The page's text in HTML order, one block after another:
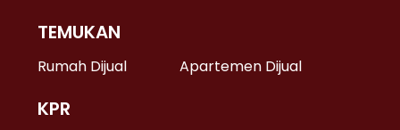
TEMUKAN
Rumah Dijual Apartemen Dijual
KPR